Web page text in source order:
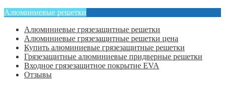
Алюминиевые решетки
Алюминиевые грязезащитные решетки
Алюминиевые грязезащитные решетки цена
Купить алюминиевые грязезащитные решетки
Грязезащитные алюминиевые придверные решетки
Входное грязезащитное покрытие EVA
Отзывы